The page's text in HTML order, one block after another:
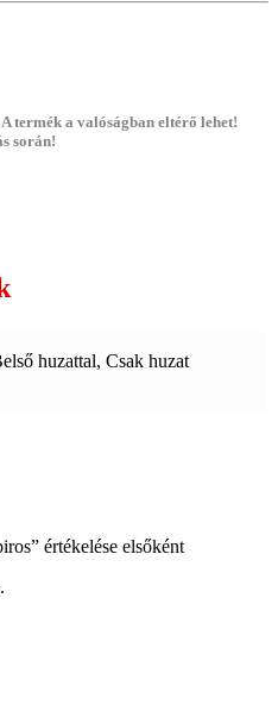
termék a valóságban eltérő lehet!
során!
huzattal, Csak huzat
értékelése elsőként